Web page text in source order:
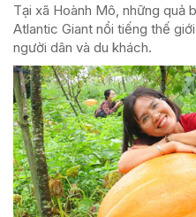
Tại xã Hoành Mô, những quả
Atlantic Giant nổi tiếng thế
người dân và du khách.